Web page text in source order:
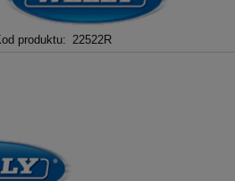
produktu: 22522R